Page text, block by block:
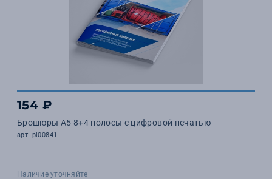
154 ₽
Брошюры А5 8+4 полосы с цифровой печатью
арт. pl00841
Наличие уточняйте